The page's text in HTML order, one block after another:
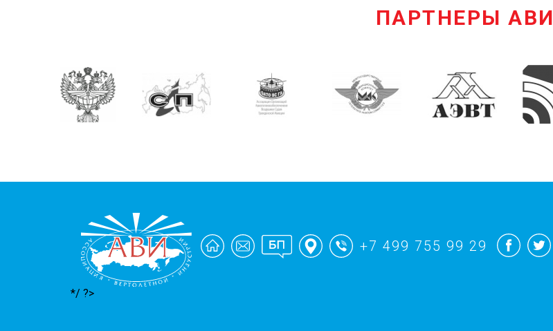
ПАРТНЕРЫ АВИ
+7 499 755 99 29
*/ ?>